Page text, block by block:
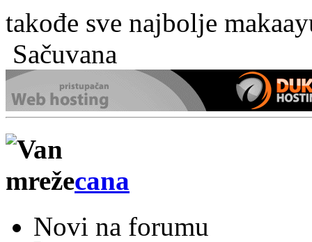
takođe sve najbolje
Sačuvana
cana
Novi na forumu